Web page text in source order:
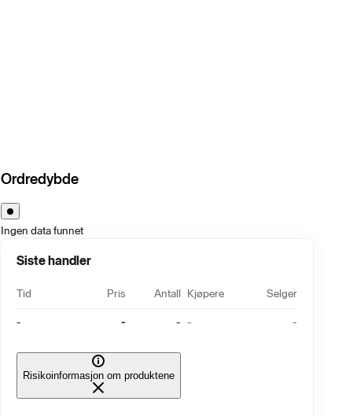
Ordredybde
Ingen data funnet
Siste handler
Tid Pris Antall Kjøpere Selger
- - - - -
Risikoinformasjon om produktene